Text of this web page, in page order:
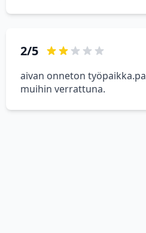
2/5
aivan onneton
muihin verrattuna.